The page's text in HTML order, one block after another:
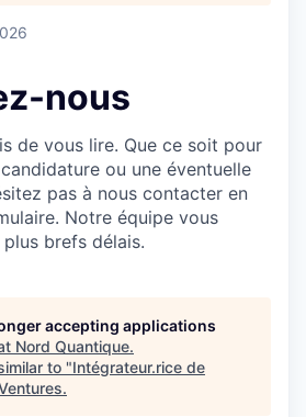
nous
de vous lire. Que ce soit pour
ou une éventuelle
pas à nous contacter en
Notre équipe vous
brefs délais.
accepting applications
Nord Quantique.
to "Intégrateur.rice de
.